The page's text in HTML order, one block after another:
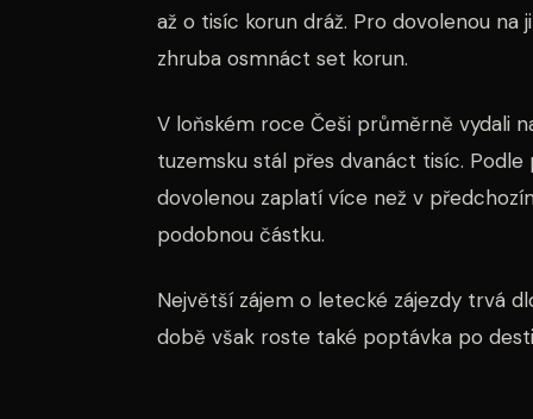
až o tisíc korun dráž. Pro dovolenou na
zhruba osmnáct set korun.
V loňském roce Češi průměrně vydali
tuzemsku stál přes dvanáct tisíc.
dovolenou zaplatí více než v
podobnou částku.
Největší zájem o letecké zájezdy trvá
době však roste také poptávka po